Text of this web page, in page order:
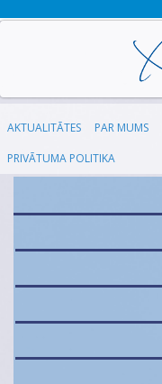
AKTUALITĀTES PAR MUMS
PRIVĀTUMA POLITIKA